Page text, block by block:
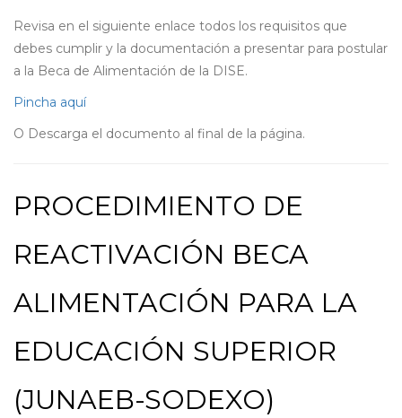
Revisa en el siguiente enlace todos los requisitos que
debes cumplir y la documentación a presentar para postular
a la Beca de Alimentación de la DISE.
Pincha aquí
O Descarga el documento al final de la página.
PROCEDIMIENTO DE
REACTIVACIÓN BECA
ALIMENTACIÓN PARA LA
EDUCACIÓN SUPERIOR
(JUNAEB-SODEXO)